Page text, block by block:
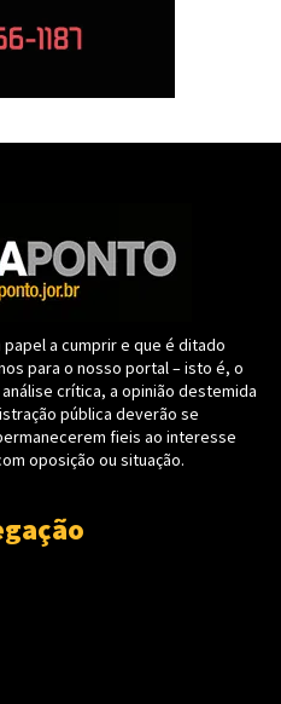
a cumprir e que é ditado
para o nosso portal – isto é, o
crítica, a opinião destemida
pública deverão se
fieis ao interesse
oposição ou situação.